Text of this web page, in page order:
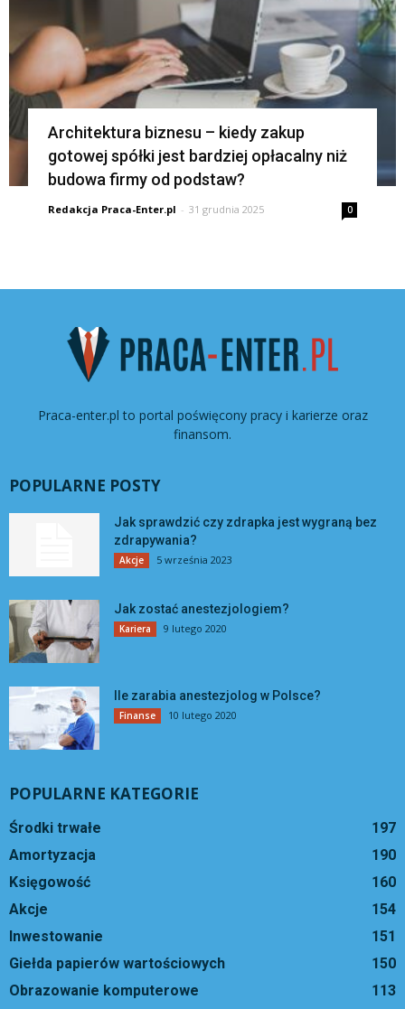
Architektura biznesu – kiedy zakup
gotowej spółki jest bardziej opłacalny niż
budowa firmy od podstaw?
Redakcja Praca-Enter.pl - 31 grudnia 2025 0
Praca-enter.pl to portal poświęcony pracy i karierze oraz
finansom.
POPULARNE POSTY
Jak sprawdzić czy zdrapka jest wygraną bez
zdrapywania?
Akcje 5 września 2023
Jak zostać anestezjologiem?
Kariera 9 lutego 2020
Ile zarabia anestezjolog w Polsce?
Finanse 10 lutego 2020
POPULARNE KATEGORIE
Środki trwałe
197
Amortyzacja
190
Księgowość
160
Akcje
154
Inwestowanie
151
Giełda papierów wartościowych
150
Obrazowanie komputerowe
113